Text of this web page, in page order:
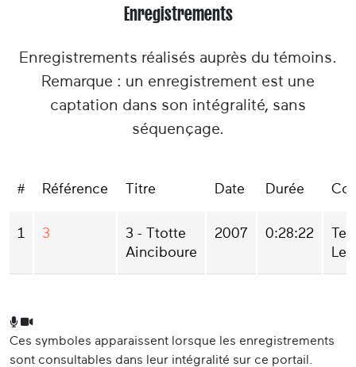
Enregistrements
Enregistrements réalisés auprès du témoins.
Remarque : un enregistrement est une
captation dans son intégralité, sans
séquençage.
# Référence Titre Date Durée
1 3
3 - Ttotte
Ainciboure
2007 0:28:22
Ces symboles apparaissent lorsque les enregistrements
sont consultables dans leur intégralité sur ce portail.